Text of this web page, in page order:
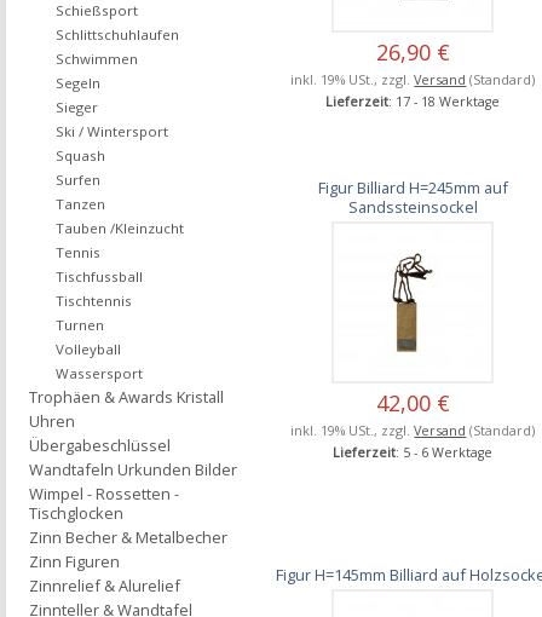
26,90 €
inkl. 19% USt., zzgl.Versand (Standard)
Lieferzeit: 17 - 18 Werktage
Figur Billiard H=245mm auf
Sandssteinsockel
42,00 €
inkl. 19% USt., zzgl.Versand (Standard)
Lieferzeit: 5 - 6 Werktage
Figur H=145mm Billiard auf
Schießsport
Schlittschuhlaufen
Schwimmen
Segeln
Sieger
Ski / Wintersport
Squash
Surfen
Tanzen
Tauben /Kleinzucht
Tennis
Tischfussball
Tischtennis
Turnen
Volleyball
Wassersport
Trophäen & Awards Kristall
Uhren
Übergabeschlüssel
Wandtafeln Urkunden Bilder
Wimpel - Rossetten -
Tischglocken
Zinn Becher & Metalbecher
Zinn Figuren
Zinnrelief & Alurelief
Zinnteller & Wandtafel